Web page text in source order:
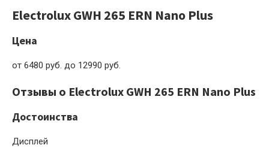
Electrolux GWH 265 ERN Nano Plus
Цена
от 6480 руб. до 12990 руб.
Отзывы о Electrolux GWH 265 ERN Nano Plus
Достоинства
Дисплей